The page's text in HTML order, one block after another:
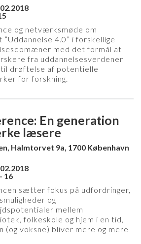
og netværksmøde om
”Uddannelse 4.0” i forskellige
med det formål at
fra uddannelsesverdenen
til drøftelse af potentielle
for forskning.
En generation
læsere
Halmtorvet 9a, 1700 København
16
sætter fokus på udfordringer,
og
mellem
folkeskole og hjem i en tid,
(og voksne) bliver mere og mere